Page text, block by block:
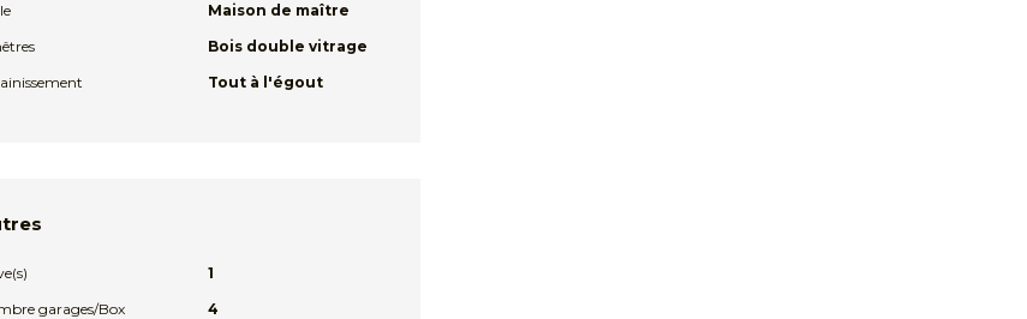
Maison de maître
Bois double vitrage
Tout à l'égout
1
garages/Box
4